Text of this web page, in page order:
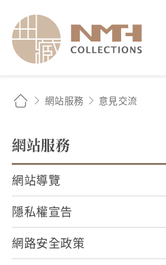
網站服務 意見交流
網站服務
網站導覽
隱私權宣告
網路安全政策